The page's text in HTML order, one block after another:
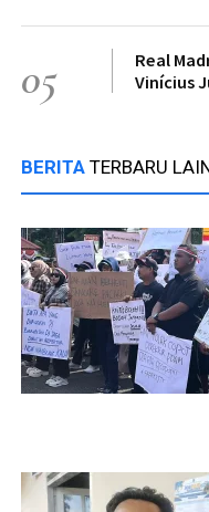
05
Real
Vinícius
BERITA TERBARU